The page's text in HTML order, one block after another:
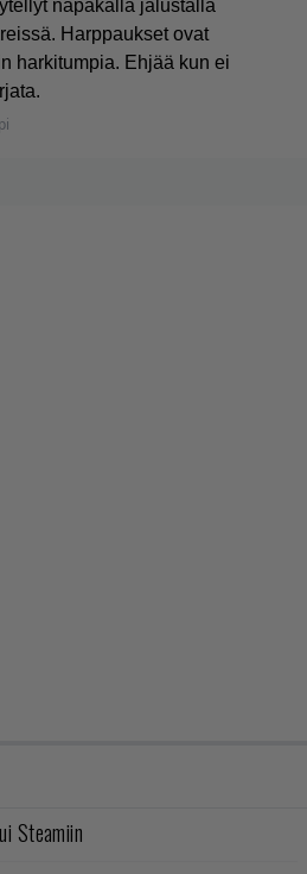
napakalla jalustalla
Harppaukset ovat
harkitumpia. Ehjää kun ei
Steamiin